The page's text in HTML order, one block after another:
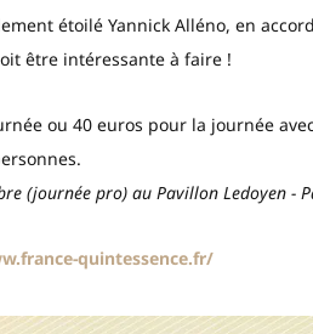
étoilé Yannick Alléno, en
être intéressante à faire !
ou 40 euros pour la journée
(journée pro) au Pavillon Ledoyen -
quintessence.fr/